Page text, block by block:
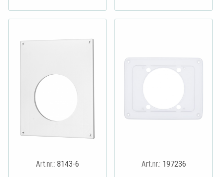
Art.nr.: 8143-6
Art.nr.: 197236